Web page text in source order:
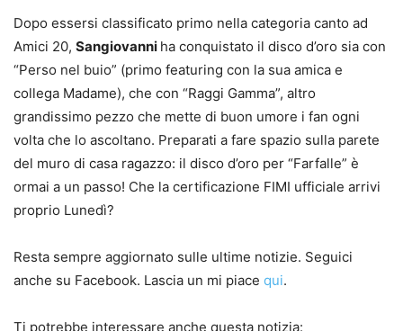
Dopo essersi classificato primo nella categoria canto ad
Amici 20, Sangiovanni ha conquistato il disco d’oro sia con
“Perso nel buio” (primo featuring con la sua amica e
collega Madame), che con “Raggi Gamma”, altro
grandissimo pezzo che mette di buon umore i fan ogni
volta che lo ascoltano. Preparati a fare spazio sulla parete
del muro di casa ragazzo: il disco d’oro per “Farfalle” è
ormai a un passo! Che la certificazione FIMI ufficiale arrivi
proprio Lunedì?
Resta sempre aggiornato sulle ultime notizie. Seguici
anche su Facebook. Lascia un mi piace qui.
Ti potrebbe interessare anche questa notizia: